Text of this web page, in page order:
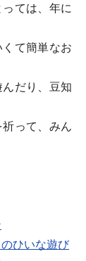
ては、年に
て簡単なお
だり、豆知
って、みん